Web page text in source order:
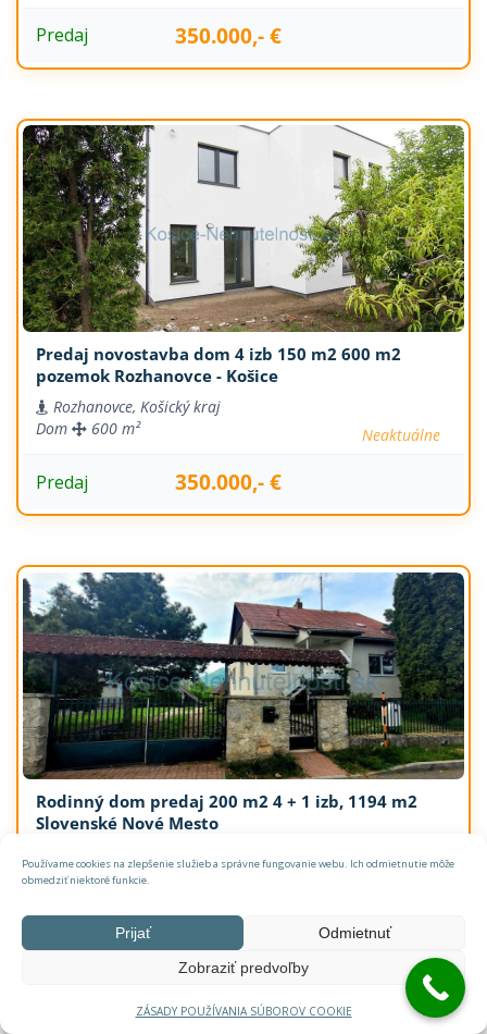
Používame cookies na zlepšenie služieb a správne fungovanie webu. Ich odmietnutie môže
obmedziť niektoré funkcie.
Prijať
Odmietnuť
Zobraziť predvoľby
ZÁSADY POUŽÍVANIA SÚBOROV COOKIE
Predaj 350.000,- €
Predaj novostavba dom 4 izb 150 m2 600 m2
pozemok Rozhanovce - Košice
Rozhanovce, Košický kraj
Dom
Neaktuálne
600 m²
Predaj 350.000,- €
Rodinný dom predaj 200 m2 4 + 1 izb, 1194 m2
Slovenské Nové Mesto
Dom
1.194 m²
99.990,- €